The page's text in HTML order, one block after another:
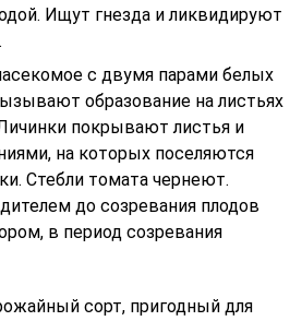
Ищут гнезда и ликвидируют
с двумя парами белых
образование на листьях
покрывают листья и
на которых поселяются
Стебли томата чернеют.
до созревания плодов
в период созревания
сорт, пригодный для